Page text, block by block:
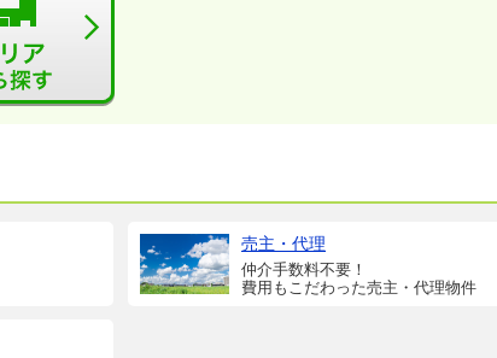
売主・代理
仲介手数料不要！
費用もこだわった売主・代理物件